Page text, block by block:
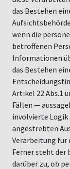
das Bestehen
Aufsichtsbehörde
wenn die
betroffenen
Informationen
das Bestehen
Artikel 22 Abs.1
Fällen —
involvierte Logik
angestrebten
Verarbeitung für
Ferner steht der
darüber zu, ob